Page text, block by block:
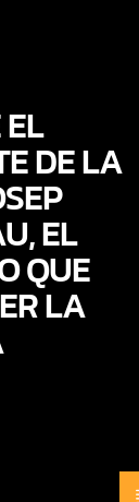
DE LA
EL
QUE
LA